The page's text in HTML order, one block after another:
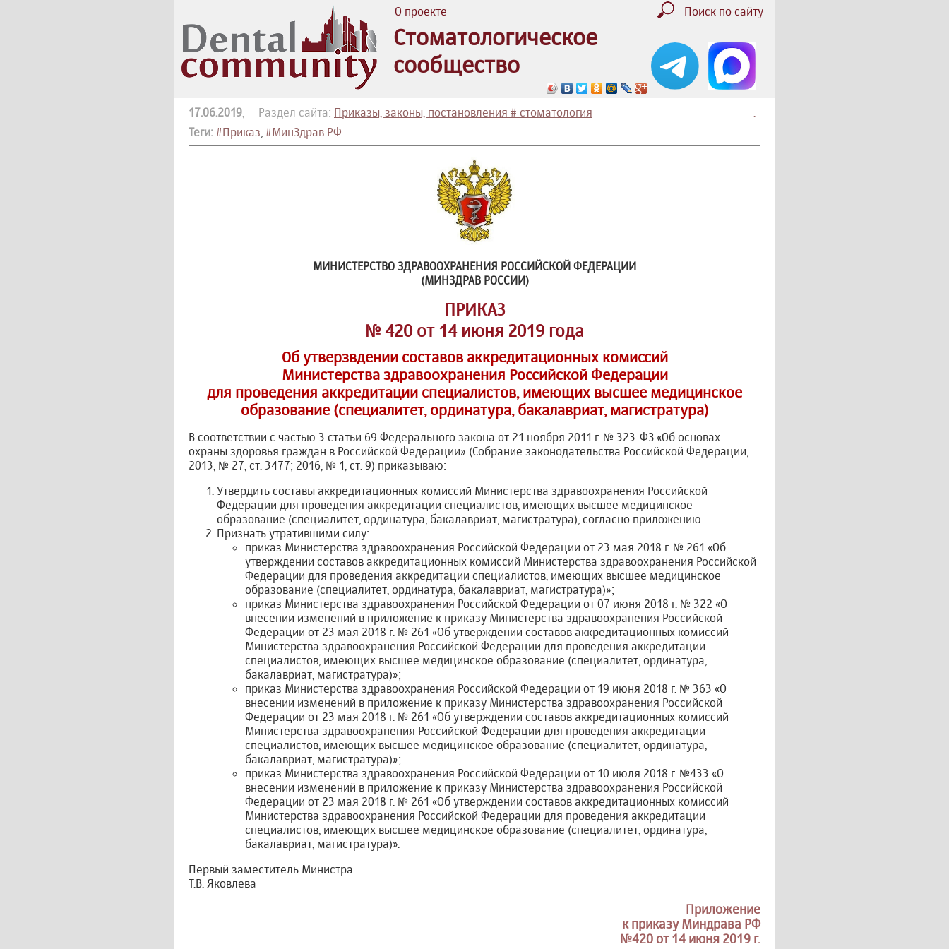
О проекте Поиск по сайту
Стоматологическое
сообщество
.
17.06.2019, Раздел сайта: Приказы, законы, постановления # стоматология
Теги: #Приказ, #МинЗдрав РФ
МИНИСТЕРСТВО ЗДРАВООХРАНЕНИЯ РОССИЙСКОЙ ФЕДЕРАЦИИ
(МИНЗДРАВ РОССИИ)
ПРИКАЗ
№ 420 от 14 июня 2019 года
Об утверзвдении составов аккредитационных комиссий
Министерства здравоохранения Российской Федерации
для проведения аккредитации специалистов, имеющих высшее медицинское
образование (специалитет, ординатура, бакалавриат, магистратура)
В соответствии с частью 3 статьи 69 Федерального закона от 21 ноября 2011 г. № 323-ФЗ «Об основах
охраны здоровья граждан в Российской Федерации» (Собрание законодательства Российской Федерации,
2013, № 27, ст. 3477; 2016, № 1, ст. 9) приказываю:
Утвердить составы аккредитационных комиссий Министерства здравоохранения Российской
Федерации для проведения аккредитации специалистов, имеющих высшее медицинское
образование (специалитет, ординатура, бакалавриат, магистратура), согласно приложению.
Признать утратившими силу:
приказ Министерства здравоохранения Российской Федерации от 23 мая 2018 г. № 261 «Об
утверждении составов аккредитационных комиссий Министерства здравоохранения Российской
Федерации для проведения аккредитации специалистов, имеющих высшее медицинское
образование (специалитет, ординатура, бакалавриат, магистратура)»;
приказ Министерства здравоохранения Российской Федерации от 07 июня 2018 г. № 322 «О
внесении изменений в приложение к приказу Министерства здравоохранения Российской
Федерации от 23 мая 2018 г. № 261 «Об утверждении составов аккредитационных комиссий
Министерства здравоохранения Российской Федерации для проведения аккредитации
специалистов, имеющих высшее медицинское образование (специалитет, ординатура,
бакалавриат, магистратура)»;
приказ Министерства здравоохранения Российской Федерации от 19 июня 2018 г. № 363 «О
внесении изменений в приложение к приказу Министерства здравоохранения Российской
Федерации от 23 мая 2018 г. № 261 «Об утверждении составов аккредитационных комиссий
Министерства здравоохранения Российской Федерации для проведения аккредитации
специалистов, имеющих высшее медицинское образование (специалитет, ординатура,
бакалавриат, магистратура)»;
приказ Министерства здравоохранения Российской Федерации от 10 июля 2018 г. №433 «О
внесении изменений в приложение к приказу Министерства здравоохранения Российской
Федерации от 23 мая 2018 г. № 261 «Об утверждении составов аккредитационных комиссий
Министерства здравоохранения Российской Федерации для проведения аккредитации
специалистов, имеющих высшее медицинское образование (специалитет, ординатура,
бакалавриат, магистратура)».
Первый заместитель Министра
Т.В. Яковлева
Приложение
к приказу Миндрава РФ
№420 от 14 июня 2019 г.